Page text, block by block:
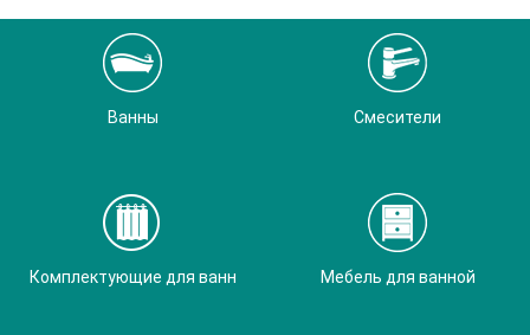
Ванны Смесители
Комплектующие для ванн Мебель для ванной